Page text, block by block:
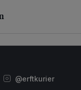
@erftkurier